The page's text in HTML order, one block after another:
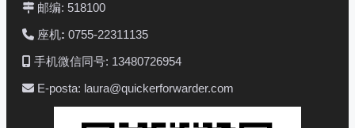
邮编: 518100
座机: 0755-22311135
手机微信同号: 13480726954
E-posta: laura@quickerforwarder.com